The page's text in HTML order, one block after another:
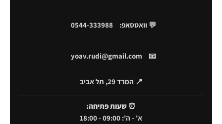
💬 וואטסאפ: 0544-333988
📧
yoav.rudi@gmail.com
📍 המרד 29, תל אביב
⏰ שעות פתיחה:
א' - ה': 09:00 - 18:00